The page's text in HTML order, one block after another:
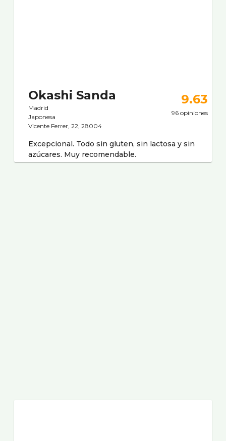
Okashi Sanda
Madrid
Japonesa
Vicente Ferrer, 22, 28004
9.63
96 opiniones
Excepcional. Todo sin gluten, sin lactosa y sin
azúcares. Muy recomendable.